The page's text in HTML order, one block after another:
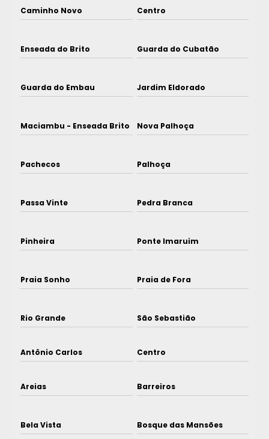
Caminho Novo Centro
Enseada do Brito Guarda do Cubatão
Guarda do Embau Jardim Eldorado
Maciambu - Enseada Brito Nova Palhoça
Pachecos Palhoça
Passa Vinte Pedra Branca
Pinheira Ponte Imaruim
Praia Sonho Praia de Fora
Rio Grande São Sebastião
Antônio Carlos Centro
Areias Barreiros
Bela Vista Bosque das Mansões